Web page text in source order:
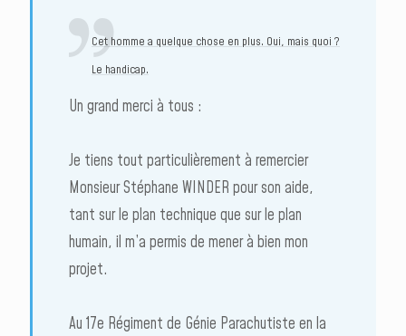
Cet homme a quelque chose en plus. Oui, mais quoi ?
Le handicap.
Un grand merci à tous :
Je tiens tout particulièrement à remercier
Monsieur Stéphane WINDER pour son aide,
tant sur le plan technique que sur le plan
humain, il m’a permis de mener à bien mon
projet.
Au 17e Régiment de Génie Parachutiste en la